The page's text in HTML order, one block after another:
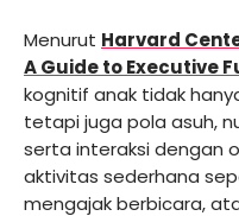
Menurut Harvard
A Guide to Executive
kognitif anak tidak
tetapi juga pola asuh,
serta interaksi dengan
aktivitas sederhana
mengajak berbicara,